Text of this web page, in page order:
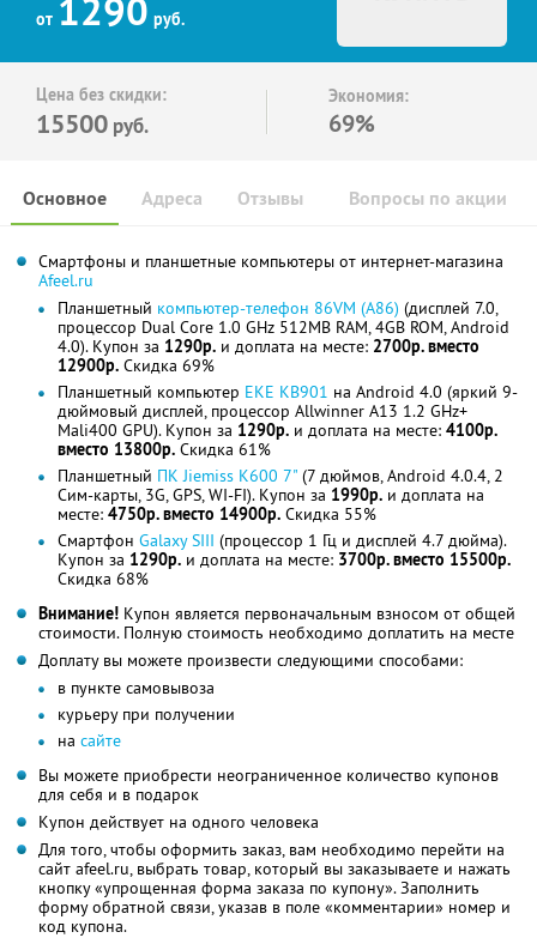
от 1290 руб.
Цена без скидки:
15500 руб.
Экономия:
69%
Основное Отзывы Вопросы по акции
Адреса
Смартфоны и планшетные компьютеры от интернет-магазина
Afeel.ru
Планшетный компьютер-телефон 86VM (A86) (дисплей 7.0,
процессор Dual Core 1.0 GHz 512MB RAM, 4GB ROM, Android
4.0). Купон за 1290р. и доплата на месте: 2700р. вместо
12900р. Скидка 69%
Планшетный компьютер EKE KB901 на Android 4.0 (яркий 9-
дюймовый дисплей, процессор Allwinner A13 1.2 GHz+
Mali400 GPU). Купон за 1290р. и доплата на месте: 4100р.
вместо 13800р. Скидка 61%
Планшетный ПК Jiemiss K600 7" (7 дюймов, Android 4.0.4, 2
Сим-карты, 3G, GPS, WI-FI). Купон за 1990р. и доплата на
месте: 4750р. вместо 14900р. Скидка 55%
Смартфон Galaxy SIII (процессор 1 Гц и дисплей 4.7 дюйма).
Купон за 1290р. и доплата на месте: 3700р. вместо 15500р.
Скидка 68%
Внимание! Купон является первоначальным взносом от общей
стоимости. Полную стоимость необходимо доплатить на месте
Доплату вы можете произвести следующими способами:
в пункте самовывоза
курьеру при получении
на сайте
Вы можете приобрести неограниченное количество купонов
для себя и в подарок
Купон действует на одного человека
Для того, чтобы оформить заказ, вам необходимо перейти на
сайт afeel.ru, выбрать товар, который вы заказываете и нажать
кнопку «упрощенная форма заказа по купону». Заполнить
форму обратной связи, указав в поле «комментарии» номер и
код купона.